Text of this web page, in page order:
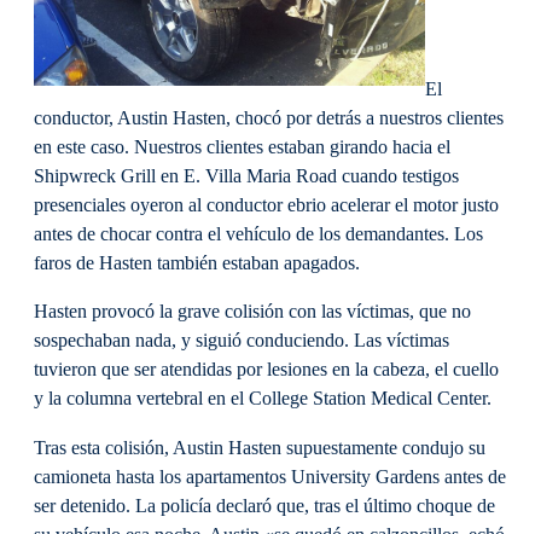
El
conductor, Austin Hasten, chocó por detrás a nuestros clientes
en este caso. Nuestros clientes estaban girando hacia el
Shipwreck Grill en E. Villa Maria Road cuando testigos
presenciales oyeron al conductor ebrio acelerar el motor justo
antes de chocar contra el vehículo de los demandantes. Los
faros de Hasten también estaban apagados.
Hasten provocó la grave colisión con las víctimas, que no
sospechaban nada, y siguió conduciendo. Las víctimas
tuvieron que ser atendidas por lesiones en la cabeza, el cuello
y la columna vertebral en el College Station Medical Center.
Tras esta colisión, Austin Hasten supuestamente condujo su
camioneta hasta los apartamentos University Gardens antes de
ser detenido. La policía declaró que, tras el último choque de